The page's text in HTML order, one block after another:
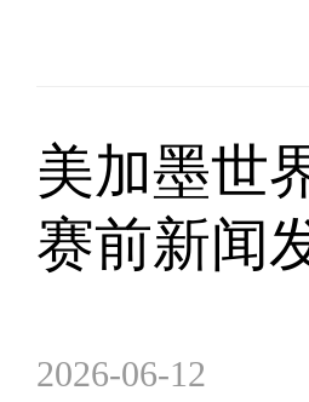
美加墨世
赛前新闻
2026-06-12